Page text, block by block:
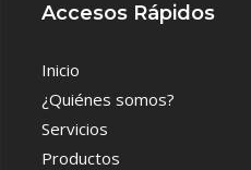
Accesos Rápidos
Inicio
¿Quiénes somos?
Servicios
Productos